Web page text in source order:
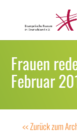
Frauen
Februar
<< Zurück zum